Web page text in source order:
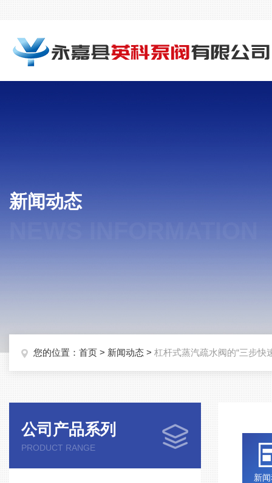
新闻动态
您的位置： 首页 > 新闻动态 > 杠杆式蒸汽疏水阀的“三步快
公司产品系列
PRODUCT RANGE
新